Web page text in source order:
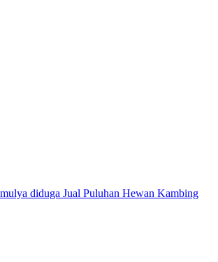
diduga Jual Puluhan Hewan Kambing